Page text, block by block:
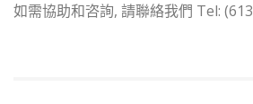
如需協助和咨詢, 請聯絡我們 Tel: